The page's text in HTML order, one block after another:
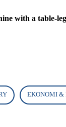
with a table-
EKONOMI &